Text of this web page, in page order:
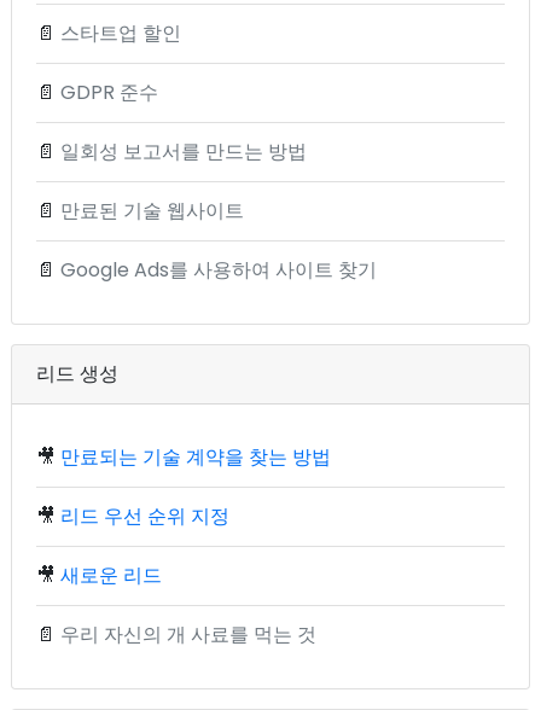
📄 스타트업 할인
📄 GDPR 준수
📄 일회성 보고서를 만드는 방법
📄 만료된 기술 웹사이트
📄 Google Ads를 사용하여 사이트 찾기
리드 생성
🎥 만료되는 기술 계약을 찾는 방법
🎥 리드 우선 순위 지정
🎥 새로운 리드
📄 우리 자신의 개 사료를 먹는 것